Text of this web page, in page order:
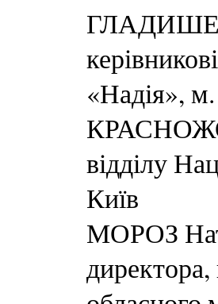
«Надія»,
відділу
Київ
МОРОЗ
директора,